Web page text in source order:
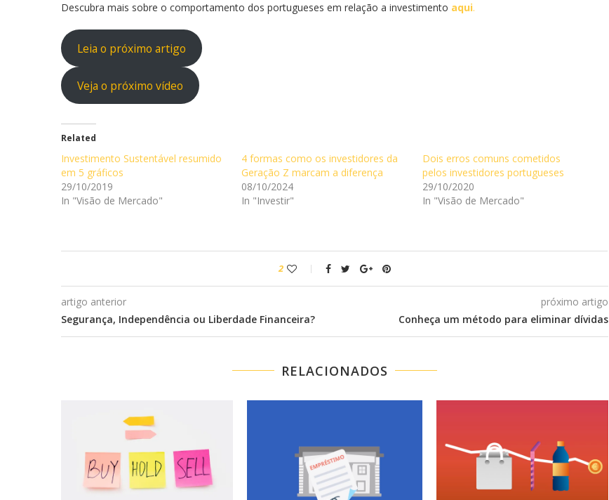
Descubra mais sobre o comportamento dos portugueses em relação a investimento aqui.
Leia o próximo artigo
Veja o próximo vídeo
Related
Investimento Sustentável resumido
em 5 gráficos
29/10/2019
In "Visão de Mercado"
4 formas como os investidores da
Geração Z marcam a diferença
08/10/2024
In "Investir"
Dois erros comuns cometidos
pelos investidores portugueses
29/10/2020
In "Visão de Mercado"
2
artigo anterior
Segurança, Independência ou Liberdade Financeira?
próximo artigo
Conheça um método para eliminar dívidas
RELACIONADOS